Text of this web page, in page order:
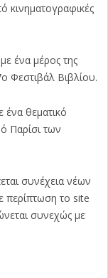
κινηματογραφικές
ένα μέρος της
Φεστιβάλ Βιβλίου.
θεματικό
Παρίσι των
συνέχεια νέων
περίπτωση το site
συνεχώς με